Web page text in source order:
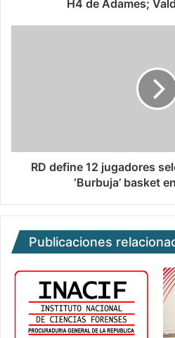
H4 de Adames;
RD define 12 jugadores
‘Burbuja’ basket
Publicaciones